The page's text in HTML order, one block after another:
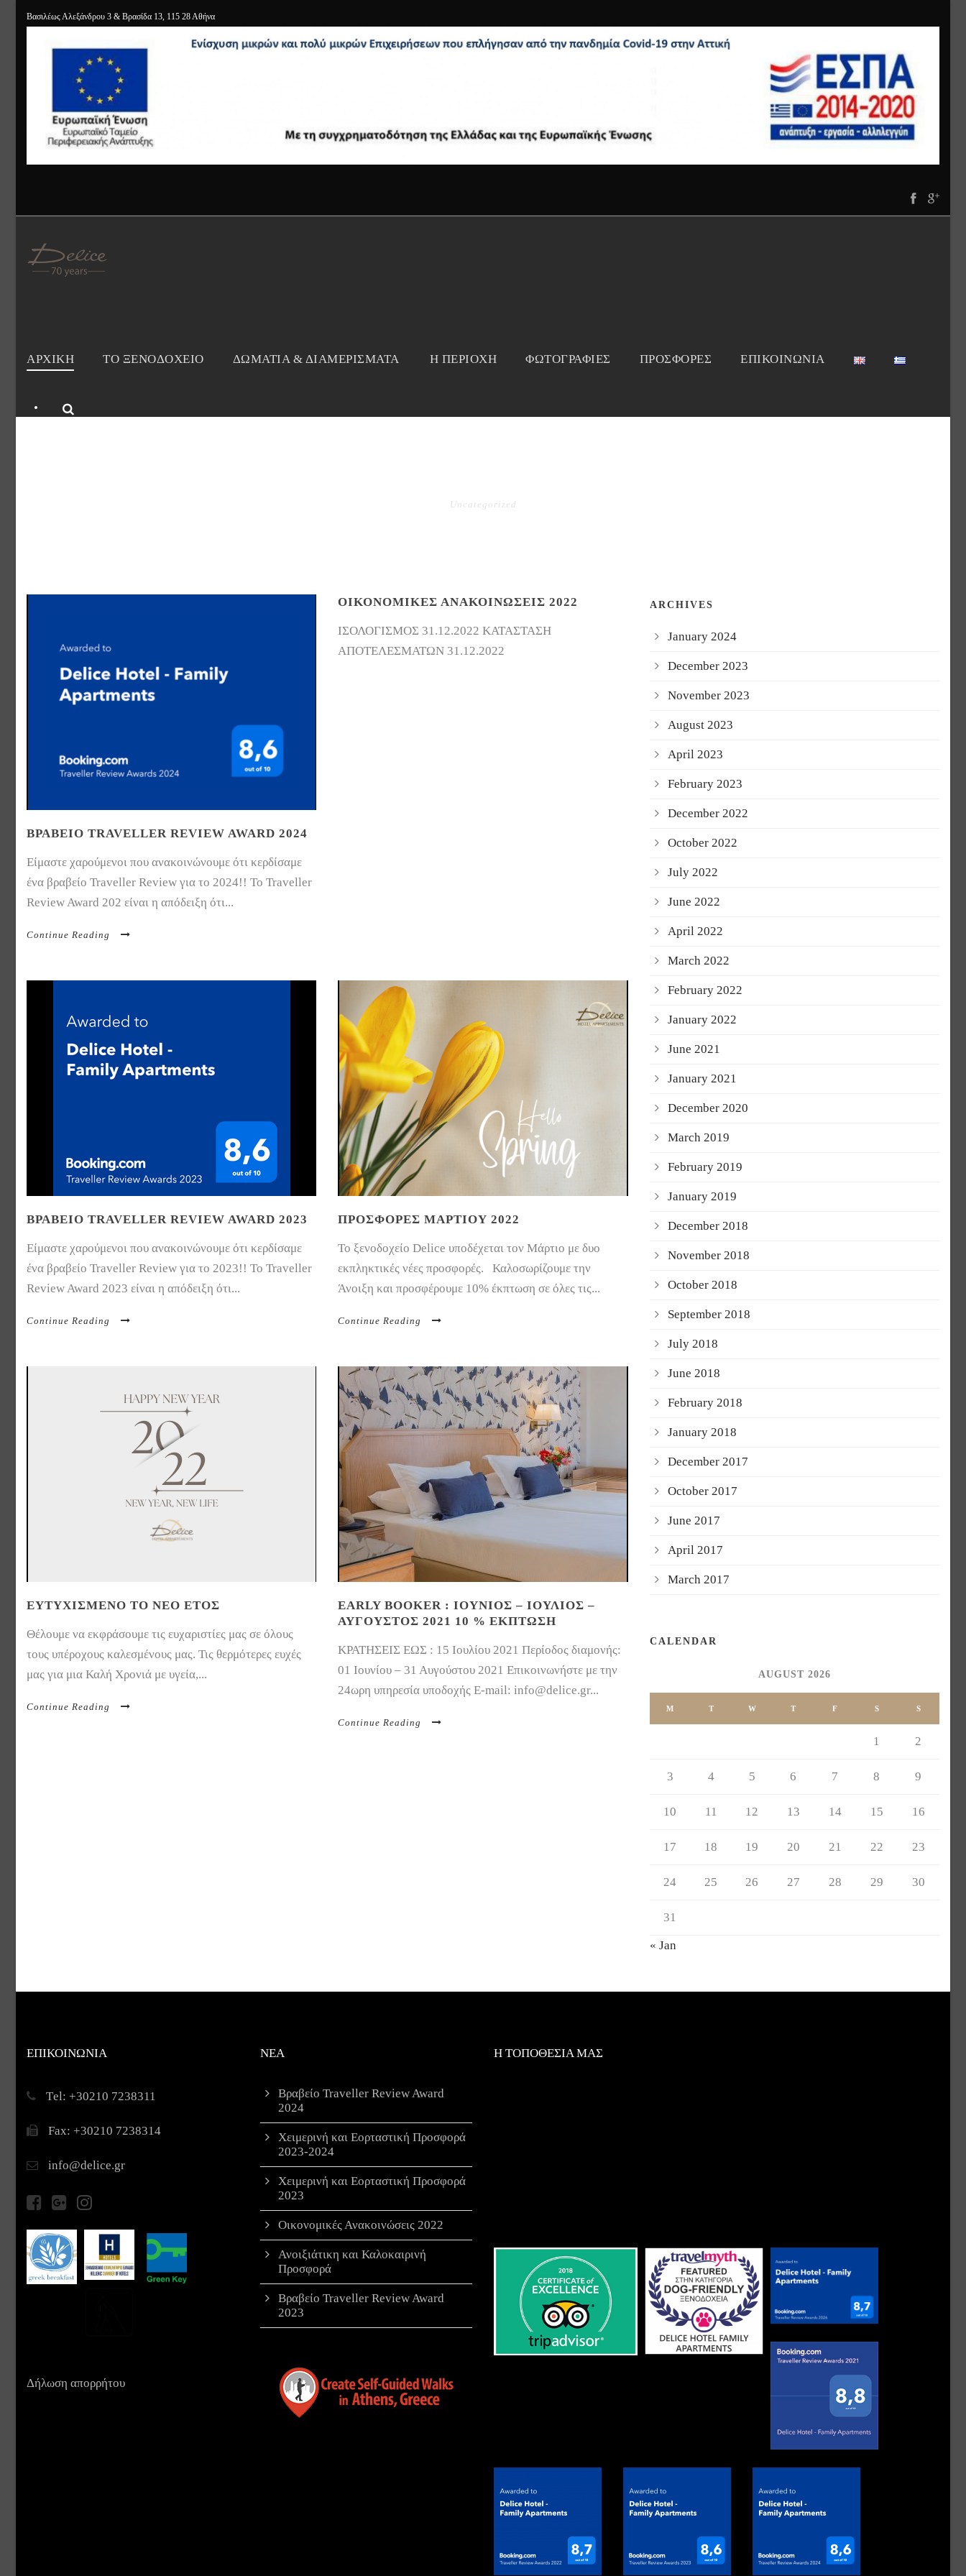
Βασιλέως Αλεξάνδρου 3 & Βρασίδα 13, 115 28 Αθήνα
ΑΡΧΙΚΗ ΤΟ ΞΕΝΟΔΟΧΕΙΟ ΔΩΜΑΤΙΑ & ΔΙΑΜΕΡΙΣΜΑΤΑ Η ΠΕΡΙΟΧΗ ΦΩΤΟΓΡΑΦΙΕΣ ΠΡΟΣΦΟΡΕΣ ΕΠΙΚΟΙΝΩΝΙΑ
•
Uncategorized
ΒΡΑΒΕΊΟ TRAVELLER REVIEW AWARD 2024
Είμαστε χαρούμενοι που ανακοινώνουμε ότι κερδίσαμε
ένα βραβείο Traveller Review για το 2024!! Το Traveller
Review Award 202 είναι η απόδειξη ότι...
Continue Reading
ΟΙΚΟΝΟΜΙΚΈΣ ΑΝΑΚΟΙΝΏΣΕΙΣ 2022
ΙΣΟΛΟΓΙΣΜΟΣ 31.12.2022 ΚΑΤΑΣΤΑΣΗ
ΑΠΟΤΕΛΕΣΜΑΤΩΝ 31.12.2022
ΒΡΑΒΕΊΟ TRAVELLER REVIEW AWARD 2023
Είμαστε χαρούμενοι που ανακοινώνουμε ότι κερδίσαμε
ένα βραβείο Traveller Review για το 2023!! Το Traveller
Review Award 2023 είναι η απόδειξη ότι...
Continue Reading
ΠΡΟΣΦΟΡΈΣ ΜΑΡΤΊΟΥ 2022
Το ξενοδοχείο Delice υποδέχεται τον Μάρτιο με δυο
εκπληκτικές νέες προσφορές. Καλοσωρίζουμε την
Άνοιξη και προσφέρουμε 10% έκπτωση σε όλες τις...
Continue Reading
ΕΥΤΥΧΙΣΜΈΝΟ ΤΟ ΝΕΟ ΈΤΟΣ
Θέλουμε να εκφράσουμε τις ευχαριστίες μας σε όλους
τους υπέροχους καλεσμένους μας. Τις θερμότερες ευχές
μας για μια Καλή Χρονιά με υγεία,...
Continue Reading
EARLY BOOKER : ΙΟΥΝΙΟΣ – ΙΟΥΛΙΟΣ –
ΑΥΓΟΥΣΤΟΣ 2021 10 % ΕΚΠΤΩΣΗ
ΚΡΑΤΗΣΕΙΣ ΕΩΣ : 15 Ιουλίου 2021 Περίοδος διαμονής:
01 Ιουνίου – 31 Αυγούστου 2021 Επικοινωνήστε με την
24ωρη υπηρεσία υποδοχής E-mail:info@delice.gr...
Continue Reading
ARCHIVES
January 2024
December 2023
November 2023
August 2023
April 2023
February 2023
December 2022
October 2022
July 2022
June 2022
April 2022
March 2022
February 2022
January 2022
June 2021
January 2021
December 2020
March 2019
February 2019
January 2019
December 2018
November 2018
October 2018
September 2018
July 2018
June 2018
February 2018
January 2018
December 2017
October 2017
June 2017
April 2017
March 2017
CALENDAR
AUGUST 2026
M T W T F S S
1 2
3 4 5 6 7 8 9
10 11 12 13 14 15 16
17 18 19 20 21 22 23
24 25 26 27 28 29 30
31
« Jan
ΕΠΙΚΟΙΝΩΝΙΑ
Τel: +30210 7238311
Fax: +30210 7238314
info@delice.gr
Δήλωση απορρήτου
ΝΕΑ
Βραβείο Traveller Review Award
2024
Χειμερινή και Εορταστική Προσφορά
2023-2024
Χειμερινή και Εορταστική Προσφορά
2023
Οικονομικές Ανακοινώσεις 2022
Ανοιξιάτικη και Καλοκαιρινή
Προσφορά
Βραβείο Traveller Review Award
2023
Η ΤΟΠΟΘΕΣΙΑ ΜΑΣ